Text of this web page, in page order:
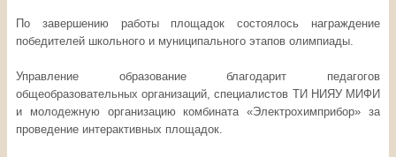
По завершению работы площадок состоялось награждение
победителей школьного и муниципального этапов олимпиады.
Управление образование благодарит педагогов
общеобразовательных организаций, специалистов ТИ НИЯУ МИФИ
и молодежную организацию комбината «Электрохимприбор» за
проведение интерактивных площадок.